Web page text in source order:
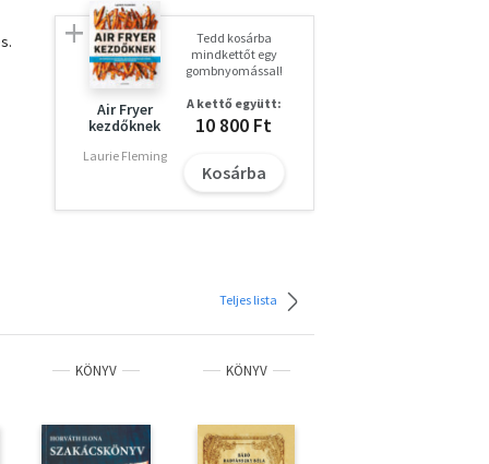
Air Fryer
kezdőknek
Laurie Fleming
Tedd kosárba
mindkettőt egy
gombnyomással!
A kettő együtt:
10 800 Ft
Kosárba
Teljes lista
KÖNYV KÖNYV